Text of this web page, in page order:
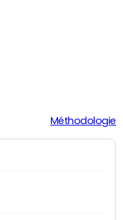
Méthodologie